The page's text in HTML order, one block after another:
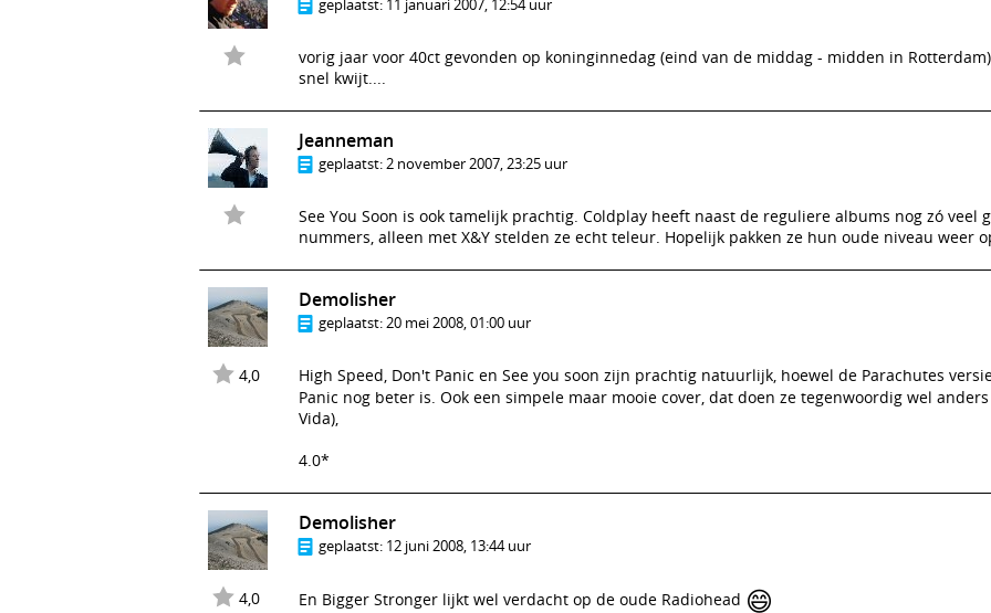
geplaatst: 11 januari 2007, 12:54 uur
vorig jaar voor 40ct gevonden op koninginnedag (eind van de middag - midden in
snel kwijt....
Jeanneman
geplaatst:2 november 2007, 23:25 uur
See You Soon is ook tamelijk prachtig. Coldplay heeft naast de reguliere albums nog zó veel
nummers, alleen met X&Y stelden ze echt teleur. Hopelijk pakken ze hun oude niveau weer
4,0
Demolisher
geplaatst:20 mei 2008, 01:00 uur
High Speed, Don't Panic en See you soon zijn prachtig natuurlijk, hoewel de Parachutes
Panic nog beter is. Ook een simpele maar mooie cover, dat doen ze tegenwoordig wel anders
Vida),
4.0*
4,0
Demolisher
geplaatst: 12 juni 2008, 13:44 uur
En Bigger Stronger lijkt wel verdacht op de oude Radiohead 😄